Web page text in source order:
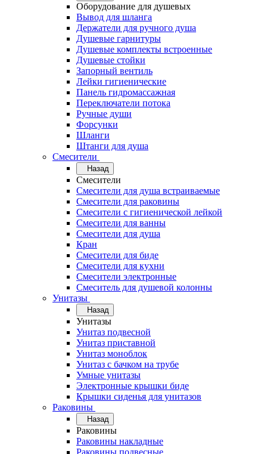
Оборудование для душевых
Вывод для шланга
Держатели для ручного душа
Душевые гарнитуры
Душевые комплекты встроенные
Душевые стойки
Запорный вентиль
Лейки гигиенические
Панель гидромассажная
Переключатели потока
Ручные души
Форсунки
Шланги
Штанги для душа
Смесители
Назад
Смесители
Смесители для душа встраиваемые
Смесители для раковины
Смесители с гигиенической лейкой
Смесители для ванны
Смесители для душа
Кран
Смесители для биде
Смесители для кухни
Смесители электронные
Смеситель для душевой колонны
Унитазы
Назад
Унитазы
Унитаз подвесной
Унитаз приставной
Унитаз моноблок
Унитаз с бачком на трубе
Умные унитазы
Электронные крышки биде
Крышки сиденья для унитазов
Раковины
Назад
Раковины
Раковины накладные
Раковины подвесные